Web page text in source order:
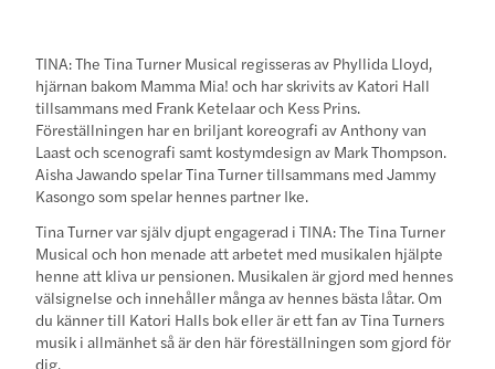
TINA: The Tina Turner Musical regisseras av Phyllida Lloyd,
hjärnan bakom Mamma Mia! och har skrivits av Katori Hall
tillsammans med Frank Ketelaar och Kess Prins.
Föreställningen har en briljant koreografi av Anthony van
Laast och scenografi samt kostymdesign av Mark Thompson.
Aisha Jawando spelar Tina Turner tillsammans med Jammy
Kasongo som spelar hennes partner Ike.
Tina Turner var själv djupt engagerad i TINA: The Tina Turner
Musical och hon menade att arbetet med musikalen hjälpte
henne att kliva ur pensionen. Musikalen är gjord med hennes
välsignelse och innehåller många av hennes bästa låtar. Om
du känner till Katori Halls bok eller är ett fan av Tina Turners
musik i allmänhet så är den här föreställningen som gjord för
dig.